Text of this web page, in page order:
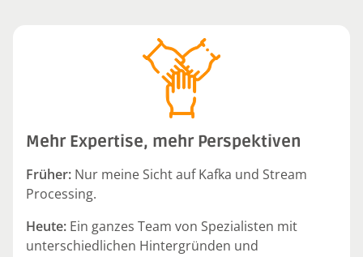
Mehr Expertise, mehr Perspektiven
Früher: Nur meine Sicht auf Kafka und Stream
Processing.
Heute: Ein ganzes Team von Spezialisten mit
unterschiedlichen Hintergründen und